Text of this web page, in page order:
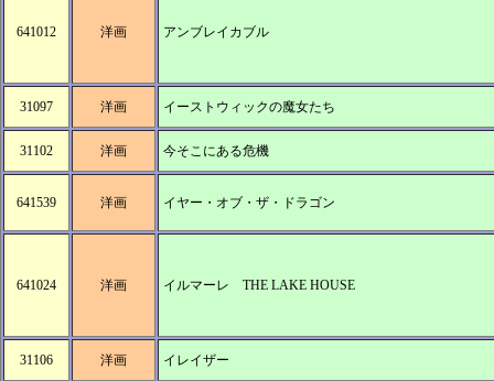
641012 洋画 アンブレイカブル
31097 洋画 イーストウィックの魔女たち
31102 洋画 今そこにある危機
641539 洋画 イヤー・オブ・ザ・ドラゴン
641024 洋画 イルマーレ THE LAKE HOUSE
31106 洋画 イレイザー